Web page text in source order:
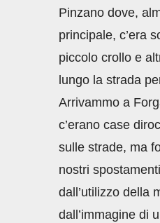
Pinzano dove,
principale, c’era
piccolo crollo e
lungo la strada
Arrivammo a
c’erano case
sulle strade, ma
nostri
dall’utilizzo della
dall’immagine di